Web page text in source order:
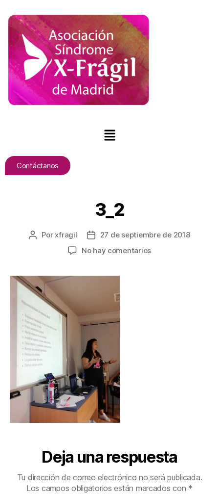
Contáctanos
3_2
Porxfragil
27 de septiembre de 2018
No hay comentarios
Deja una respuesta
Tu dirección de correo electrónico no será publicada.
Los campos obligatorios están marcados con *